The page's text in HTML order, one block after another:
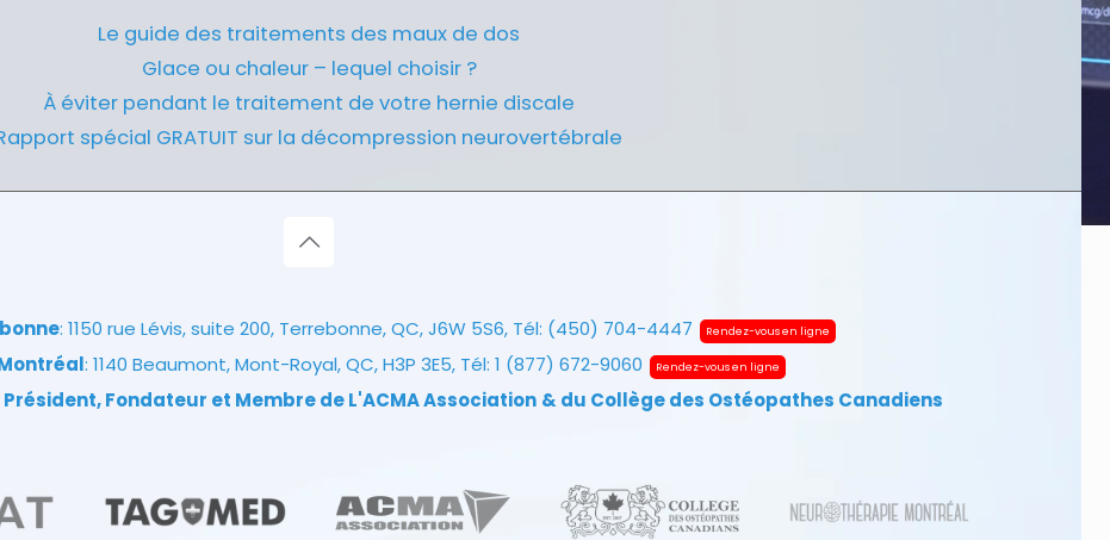
Le guide des traitements des maux de dos
Glace ou chaleur – lequel choisir ?
À éviter pendant le traitement de votre hernie discale
spécial GRATUIT sur la décompression neurovertébrale
: 1150 rue Lévis, suite 200, Terrebonne, QC, J6W 5S6, Tél: (450) 704-4447 Rendez-vous en ligne
Montréal: 1140 Beaumont, Mont-Royal, QC, H3P 3E5, Tél: 1 (877) 672-9060 Rendez-vous en ligne
Fondateur et Membre de L'ACMA Association & du Collège des Ostéopathes Canadiens